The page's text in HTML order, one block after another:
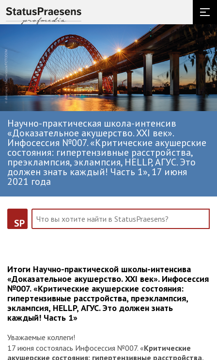
Научно-практическая школа-интенсив
«Доказательное акушерство. XXI век».
Инфосессия №007. «Критические акушерские
состояния: гипертензивные расстройства,
преэклампсия, эклампсия, HELLP, АГУС. Это
должен знать каждый! Часть 1», 17 июня
2021 года
SP
Итоги Научно-практической школы-интенсива
«Доказательное акушерство. XXI век». Инфосессия
№007. «Критические акушерские состояния:
гипертензивные расстройства, преэклампсия,
эклампсия, HELLP, АГУС. Это должен знать
каждый! Часть 1»
Уважаемые коллеги!
17 июня состоялась Инфосессия №007. «Критические
акушерские состояния: гипертензивные расстройства,